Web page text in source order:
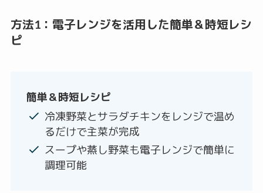
方法1：電子レンジを活用した簡単＆時短レシ
ピ
簡単＆時短レシピ
冷凍野菜とサラダチキンをレンジで温め
るだけで主菜が完成
スープや蒸し野菜も電子レンジで簡単に
調理可能